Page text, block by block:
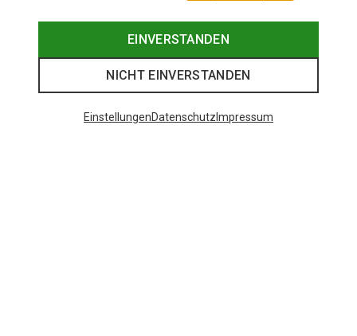
EINVERSTANDEN
NICHT EINVERSTANDEN
EinstellungenDatenschutz Impressum